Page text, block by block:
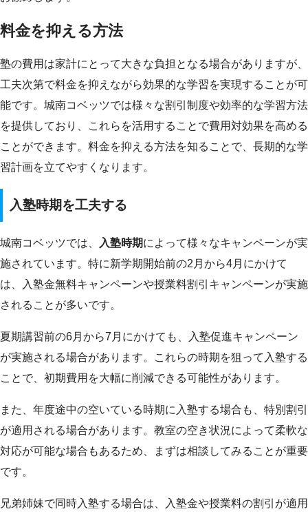
料金を抑える方法
塾の費用は家計にとって大きな負担となる場合がありますが、
工夫次第で料金を抑えながら効果的な学習を実現することが可
能です。城南コベッツでは様々な割引制度や効率的な学習方法
を提供しており、これらを活用することで費用対効果を高める
ことができます。料金を抑える方法を知ることで、長期的な学
習計画を立てやすくなります。
入塾時期を工夫する
城南コベッツでは、 入塾時期によって様々なキャンペーンが実
施されています。特に新学期開始前の2月から4月にかけて
は、入塾金無料キャンペーンや授業料割引キャンペーンが実施
されることが多いです。
夏期講習前の6月から7月にかけても、入塾促進キャンペーン
が実施される場合があります。これらの時期を狙って入塾する
ことで、初期費用を大幅に削減できる可能性があります。
また、年度途中の空いている時期に入塾する場合も、特別割引
が適用される場合があります。教室の空き状況によって柔軟な
対応が可能な場合もあるため、まずは相談してみることが重要
です。
兄弟姉妹で同時入塾する場合は、入塾金や授業料の割引が適用